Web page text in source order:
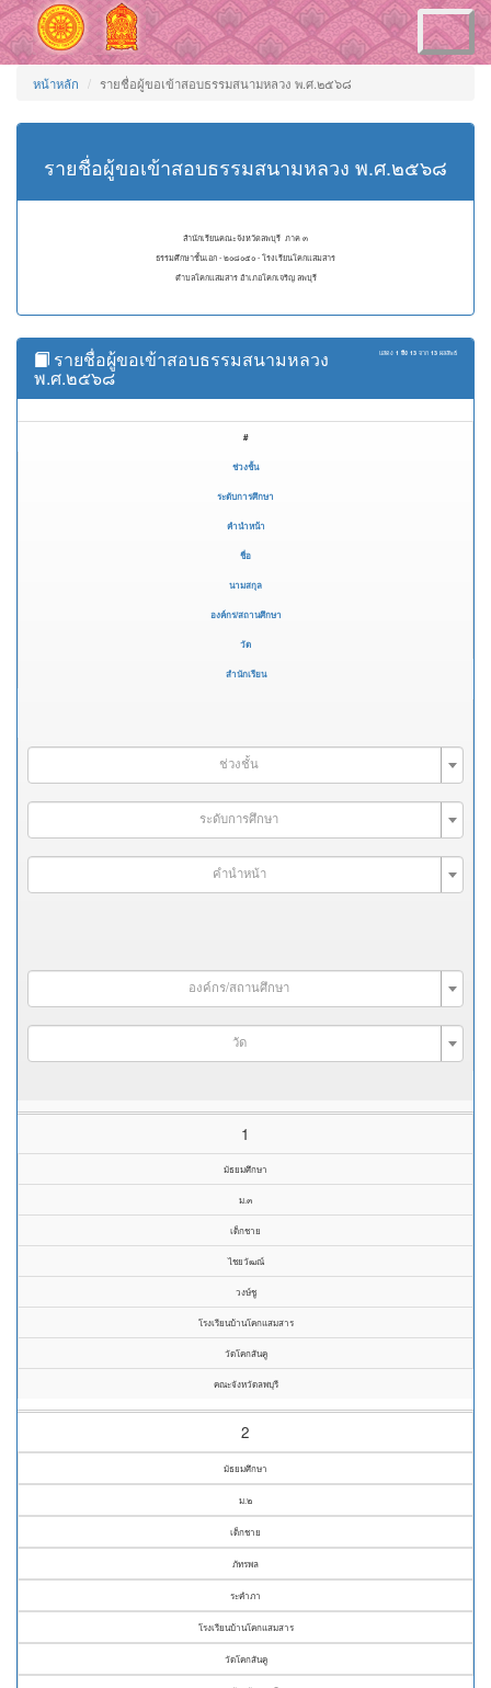
Toggle
navigation
หน้าหลัก รายชื่อผู้ขอเข้าสอบธรรมสนามหลวง พ.ศ.๒๕๖๘
รายชื่อผู้ขอเข้าสอบธรรมสนามหลวง พ.ศ.๒๕๖๘
สำนักเรียนคณะจังหวัดลพบุรี ภาค ๓
ธรรมศึกษาชั้นเอก - ๒๐๘๐๕๐ - โรงเรียนโคกแสมสาร
ตำบลโคกแสมสาร อำเภอโคกเจริญ ลพบุรี
แสดง 1 ถึง 13 จาก 13 ผลลัพธ์
รายชื่อผู้ขอเข้าสอบธรรมสนามหลวง
พ.ศ.๒๕๖๘
#
ช่วงชั้น
ระดับการศึกษา
คำนำหน้า
ชื่อ
นามสกุล
องค์กร/สถานศึกษา
วัด
สำนักเรียน
ช่วงชั้น
ระดับการศึกษา
คำนำหน้า
องค์กร/สถานศึกษา
วัด
1
มัธยมศึกษา
ม.๓
เด็กชาย
ไชยวัฒณ์
วงษ์ชู
โรงเรียนบ้านโคกแสมสาร
วัดโคกสันคู
คณะจังหวัดลพบุรี
2
มัธยมศึกษา
ม.๒
เด็กชาย
ภัทรพล
ระคำภา
โรงเรียนบ้านโคกแสมสาร
วัดโคกสันคู